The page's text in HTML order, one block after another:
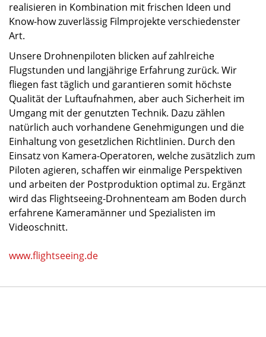
realisieren in Kombination mit frischen Ideen und
Know-how zuverlässig Filmprojekte verschiedenster
Art.
Unsere Drohnenpiloten blicken auf zahlreiche
Flugstunden und langjährige Erfahrung zurück. Wir
fliegen fast täglich und garantieren somit höchste
Qualität der Luftaufnahmen, aber auch Sicherheit im
Umgang mit der genutzten Technik. Dazu zählen
natürlich auch vorhandene Genehmigungen und die
Einhaltung von gesetzlichen Richtlinien. Durch den
Einsatz von Kamera-Operatoren, welche zusätzlich zum
Piloten agieren, schaffen wir einmalige Perspektiven
und arbeiten der Postproduktion optimal zu. Ergänzt
wird das Flightseeing-Drohnenteam am Boden durch
erfahrene Kameramänner und Spezialisten im
Videoschnitt.
www.flightseeing.de